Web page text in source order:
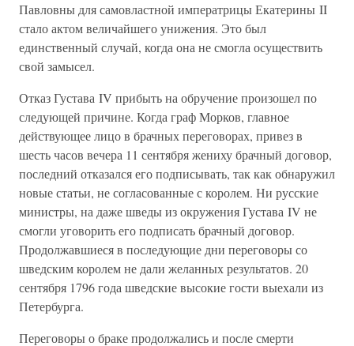
Павловны для самовластной императрицы Екатерины II
стало актом величайшего унижения. Это был
единственный случай, когда она не смогла осуществить
свой замысел.
Отказ Густава IV прибыть на обручение произошел по
следующей причине. Когда граф Морков, главное
действующее лицо в брачных переговорах, привез в
шесть часов вечера 11 сентября жениху брачный договор,
последний отказался его подписывать, так как обнаружил
новые статьи, не согласованные с королем. Ни русские
министры, на даже шведы из окружения Густава IV не
смогли уговорить его подписать брачный договор.
Продолжавшиеся в последующие дни переговоры со
шведским королем не дали желанных результатов. 20
сентября 1796 года шведские высокие гости выехали из
Петербурга.
Переговоры о браке продолжались и после смерти